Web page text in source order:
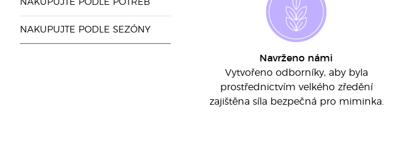
NAKUPUJTE PODLE POTŘEB
NAKUPUJTE PODLE SEZÓNY
Navrženo námi
Vytvořeno odborníky, aby byla
prostřednictvím velkého zředění
zajištěna síla bezpečná pro miminka.